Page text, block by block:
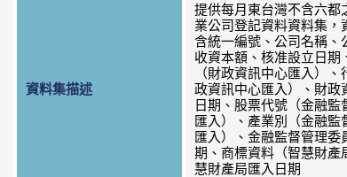
資料集描述
提供每月東台灣不含六都
業公司登記資料資料集，
含統一編號、公司名稱、
收資本額、核准設立日期
（財政資訊中心匯入）
政資訊中心匯入）、財政
日期、股票代號（金融監
匯入）、產業別（金融監
匯入）、金融監督管理委
期、商標資料（智慧財產
慧財產局匯入日期